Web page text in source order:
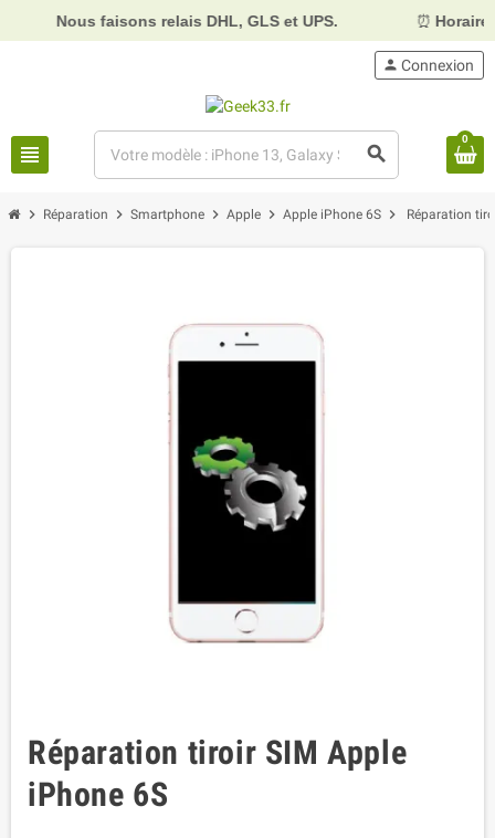
faisons relais DHL, GLS et UPS. Horaires :Mardi,
view_headline search
person Connexion
0
chevron_right Réparation chevron_right Smartphone chevron_right Apple chevron_right Apple iPhone 6S chevron_right Réparation
Réparation tiroir SIM Apple
iPhone 6S